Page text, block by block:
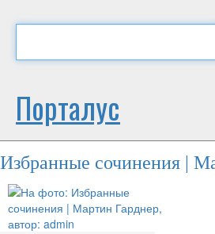
Порталус
Избранные сочинения |